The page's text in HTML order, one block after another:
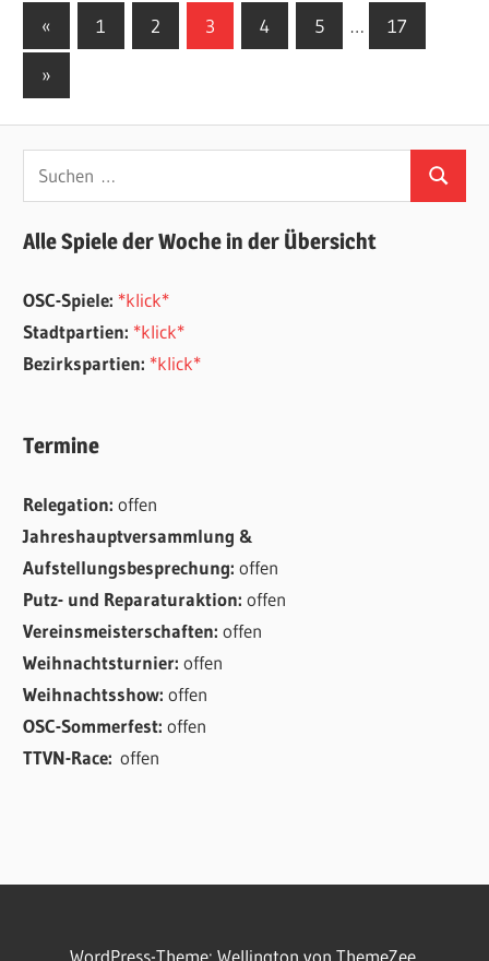
Seitennummerierung
der
Beiträge
« Vorherige
Beiträge
1 2 3 4 5 … 17
Nächste
Beiträge
»
Suchen
nach:
Suchen
Alle Spiele der Woche in der Übersicht
OSC-Spiele: *klick*
Stadtpartien: *klick*
Bezirkspartien: *klick*
Termine
Relegation:offen
Jahreshauptversammlung &
Aufstellungsbesprechung:offen
Putz- und Reparaturaktion:offen
Vereinsmeisterschaften:offen
Weihnachtsturnier:offen
Weihnachtsshow:offen
OSC-Sommerfest:offen
TTVN-Race:offen
WordPress-Theme: Wellington von ThemeZee.